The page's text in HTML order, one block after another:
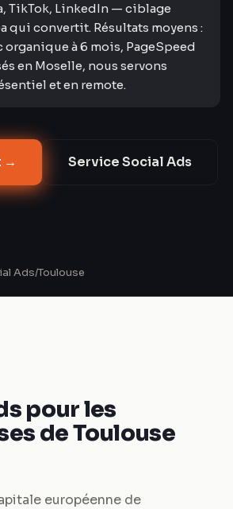
TikTok, LinkedIn — ciblage
qui convertit. Résultats moyens :
organique à 6 mois, PageSpeed
en Moselle, nous servons
et en remote.
→ ServiceSocial Ads
Ads/Toulouse
pour les
de Toulouse
européenne de